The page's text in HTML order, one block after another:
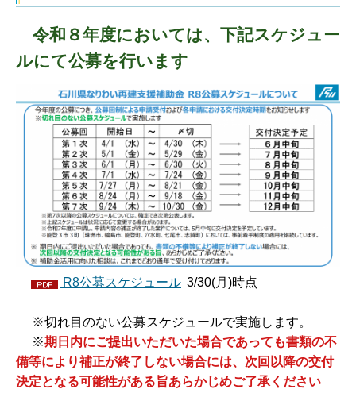
令和８年度においては、下記スケジュー
ルにて公募を行います
R8公募スケジュール 3/30(月)時点
※切れ目のない公募スケジュールで実施します。
※期日内にご提出いただいた場合であっても書類の不
備等により補正が終了しない場合には、次回以降の交付
決定となる可能性がある旨あらかじめご了承ください